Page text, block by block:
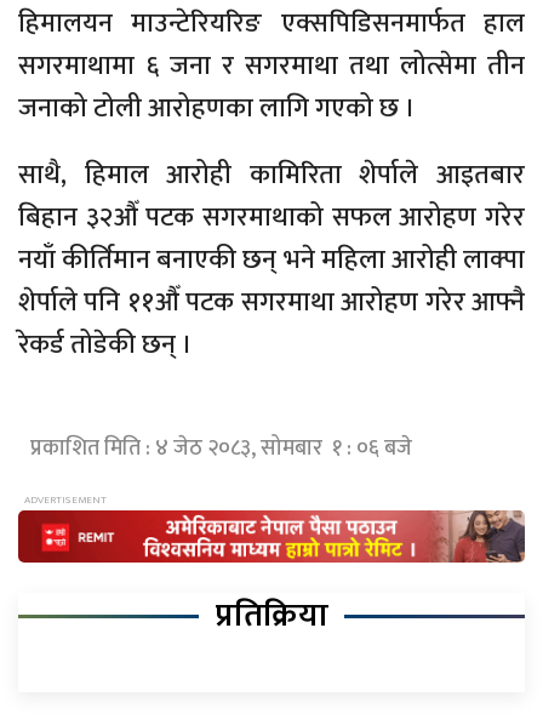
हिमालयन माउन्टेरियरिङ एक्सपिडिसनमार्फत हाल
सगरमाथामा ६ जना र सगरमाथा तथा लोत्सेमा तीन
जनाको टोली आरोहणका लागि गएको छ ।
साथै, हिमाल आरोही कामिरिता शेर्पाले आइतबार
बिहान ३२औँ पटक सगरमाथाको सफल आरोहण गरेर
नयाँ कीर्तिमान बनाएकी छन् भने महिला आरोही लाक्पा
शेर्पाले पनि ११औँ पटक सगरमाथा आरोहण गरेर आफ्नै
रेकर्ड तोडेकी छन् ।
प्रकाशित मिति : ४ जेठ २०८३, सोमबार १ : ०६ बजे
प्रतिक्रिया